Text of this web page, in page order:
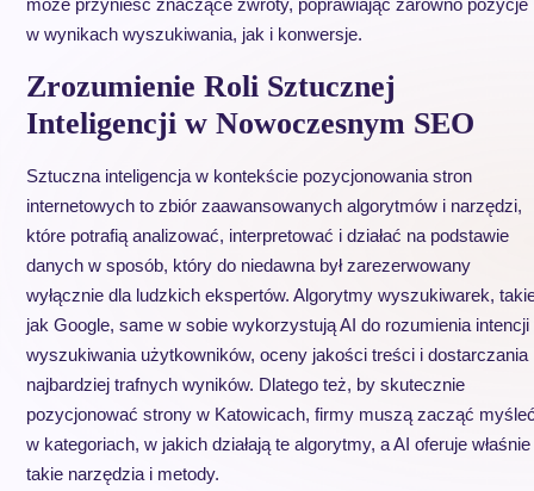
może przynieść znaczące zwroty, poprawiając zarówno pozycje
w wynikach wyszukiwania, jak i konwersje.
Zrozumienie Roli Sztucznej
Inteligencji w Nowoczesnym SEO
Sztuczna inteligencja w kontekście pozycjonowania stron
internetowych to zbiór zaawansowanych algorytmów i narzędzi,
które potrafią analizować, interpretować i działać na podstawie
danych w sposób, który do niedawna był zarezerwowany
wyłącznie dla ludzkich ekspertów. Algorytmy wyszukiwarek,
jak Google, same w sobie wykorzystują AI do rozumienia intencji
wyszukiwania użytkowników, oceny jakości treści i dostarczania
najbardziej trafnych wyników. Dlatego też, by skutecznie
pozycjonować strony w Katowicach, firmy muszą zacząć
w kategoriach, w jakich działają te algorytmy, a AI oferuje właśnie
takie narzędzia i metody.